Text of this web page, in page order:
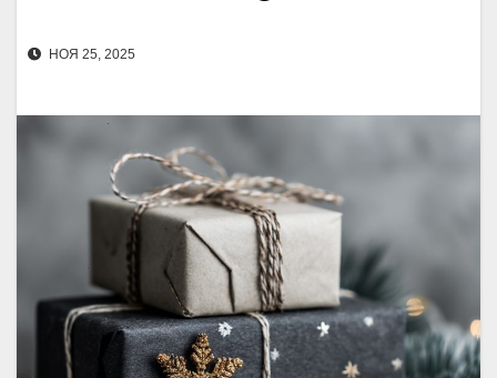
НОЯ 25, 2025